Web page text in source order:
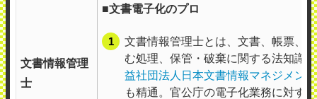
文書情報管理
士
■文書電子化のプロ
文書情報管理士とは、文書、帳票、
む処理、保管・破棄に関する法知識
益社団法人日本文書情報マネジメン
も精通。官公庁の電子化業務に対す